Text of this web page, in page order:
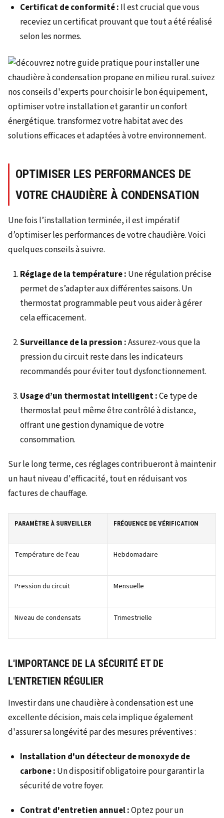
Certificat de conformité : Il est crucial que vous
receviez un certificat prouvant que tout a été réalisé
selon les normes.
OPTIMISER LES PERFORMANCES DE
VOTRE CHAUDIÈRE À CONDENSATION
Une fois l’installation terminée, il est impératif
d’optimiser les performances de votre chaudière. Voici
quelques conseils à suivre.
Réglage de la température : Une régulation précise
permet de s’adapter aux différentes saisons. Un
thermostat programmable peut vous aider à gérer
cela efficacement.
Surveillance de la pression :Assurez-vous que la
pression du circuit reste dans les indicateurs
recommandés pour éviter tout dysfonctionnement.
Usage d’un thermostat intelligent :Ce type de
thermostat peut même être contrôlé à distance,
offrant une gestion dynamique de votre
consommation.
Sur le long terme, ces réglages contribueront à maintenir
un haut niveau d'efficacité, tout en réduisant vos
factures de chauffage.
PARAMÈTRE À SURVEILLER FRÉQUENCE DE VÉRIFICATION
Température de l'eau Hebdomadaire
Pression du circuit Mensuelle
Niveau de condensats Trimestrielle
L'IMPORTANCE DE LA SÉCURITÉ ET DE
L'ENTRETIEN RÉGULIER
Investir dans une chaudière à condensation est une
excellente décision, mais cela implique également
d'assurer sa longévité par des mesures préventives :
Installation d'un détecteur de monoxyde de
carbone : Un dispositif obligatoire pour garantir la
sécurité de votre foyer.
Contrat d'entretien annuel :Optez pour un